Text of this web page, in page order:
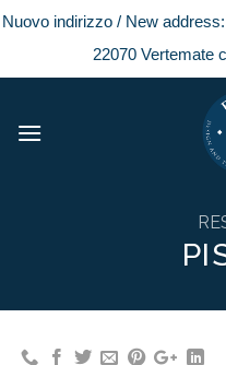
Nuovo indirizzo / New
22070 Vertemate
content